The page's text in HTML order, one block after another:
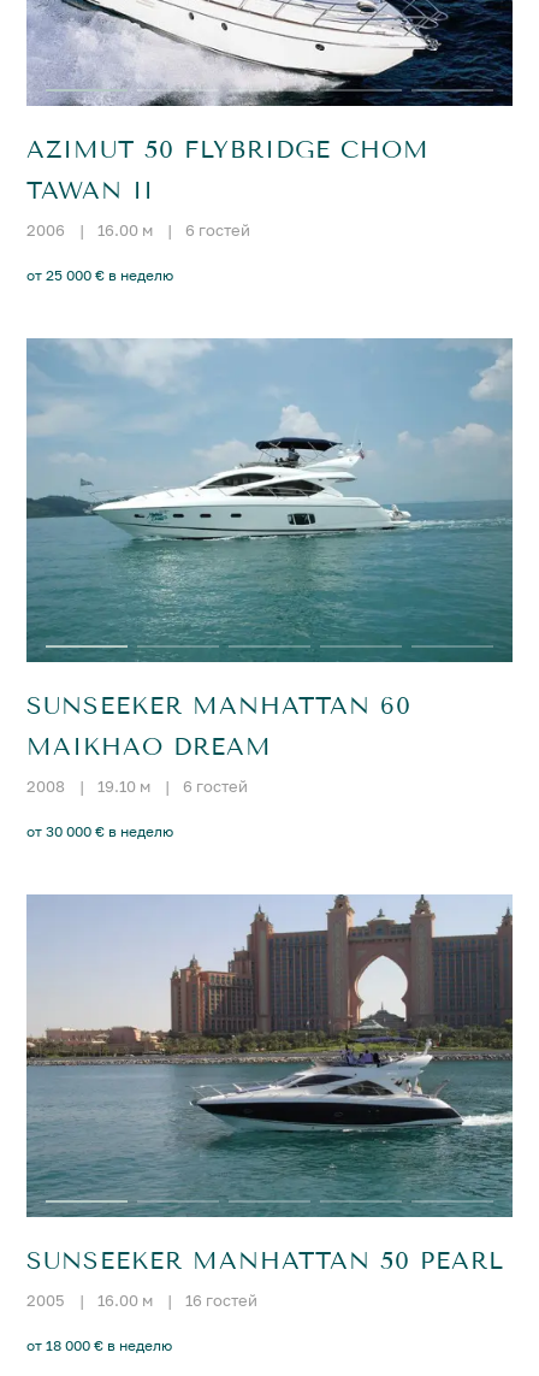
AZIMUT 50 FLYBRIDGE CHOM
TAWAN II
2006 | 16.00 м | 6 гостей
от 25 000 € в неделю
SUNSEEKER MANHATTAN 60
MAIKHAO DREAM
2008 | 19.10 м | 6 гостей
от 30 000 € в неделю
SUNSEEKER MANHATTAN 50 PEARL
2005 | 16.00 м | 16 гостей
от 18 000 € в неделю